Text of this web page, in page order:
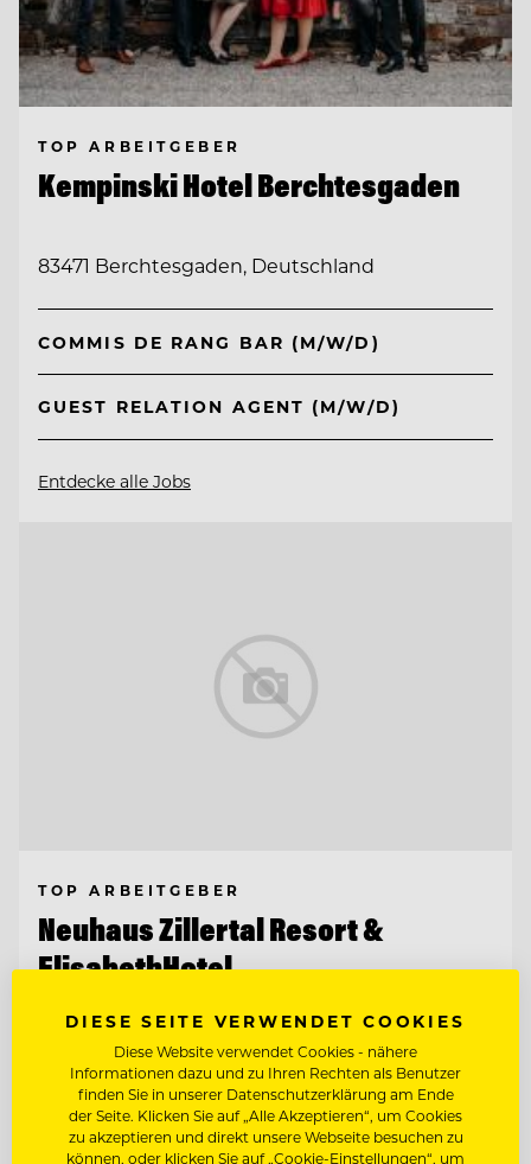
TOP ARBEITGEBER
Kempinski Hotel Berchtesgaden
83471 Berchtesgaden, Deutschland
COMMIS DE RANG BAR (M/W/D)
GUEST RELATION AGENT (M/W/D)
Entdecke alle Jobs
TOP ARBEITGEBER
Neuhaus Zillertal Resort &
ElisabethHotel
6290 Mayrhofen, Österreich
RESTAURANTLEITUNG MIT SOMMELIER-
KENNTNISSEN
HAUSDAME / GOUVERNANTE (M/W/D)
DIESE SEITE VERWENDET COOKIES
Diese Website verwendet Cookies - nähere
Informationen dazu und zu Ihren Rechten als Benutzer
finden Sie in unserer Datenschutzerklärung am Ende
der Seite. Klicken Sie auf „Alle Akzeptieren“, um Cookies
zu akzeptieren und direkt unsere Webseite besuchen zu
können, oder klicken Sie auf „Cookie-Einstellungen“, um